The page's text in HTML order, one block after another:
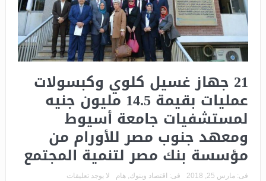
21 جهاز غسيل كلوي وكبسولات
عمليات بقيمة 14.5 مليون جنيه
لمستشفيات جامعة أسيوط
ومعهد جنوب مصر للأورام من
مؤسسة بنك مصر لتنمية المجتمع
فى: مارس 25, 2018 فى: اقتصاد وبنوك, هام
لا يوجد تعليقات